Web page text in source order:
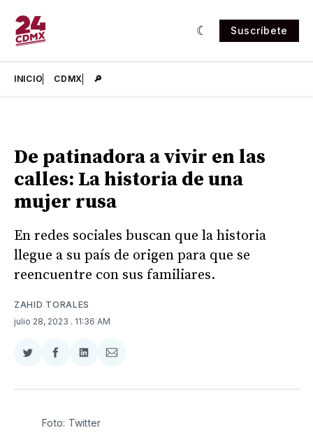
Suscríbete
INICIO CDMX 🔎
De patinadora a vivir en las
calles: La historia de una
mujer rusa
En redes sociales buscan que la historia
llegue a su país de origen para que se
reencuentre con sus familiares.
ZAHID TORALES
julio 28, 2023 . 11:36 AM
Compartir
Twitter
Compartir
Facebook
Compartir
LinkedIn
Compartir
Email
Foto: Twitter